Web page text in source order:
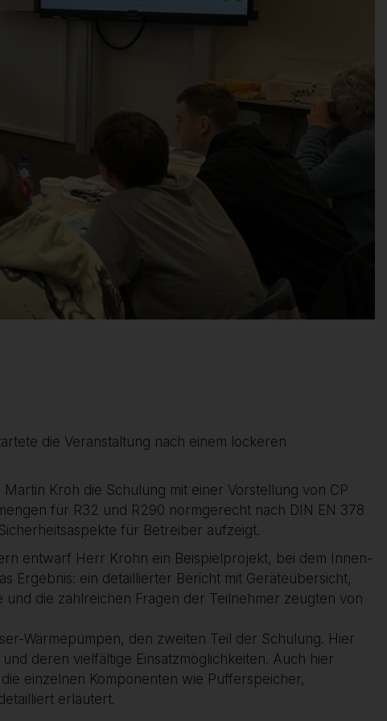
die Veranstaltung nach einem lockeren
Kroh die Schulung mit einer Vorstellung von CP
für R32 und R290 normgerecht nach DIN EN 378
für Betreiber aufzeigt.
entwarf Herr Krohn ein Beispielprojekt, bei dem Innen-
Ergebnis: ein detaillierter Bericht mit Geräteübersicht,
die zahlreichen Fragen der Teilnehmer zeugten von
Wärmepumpen, den zweiten Teil der Schulung. Hier
deren vielfältige Einsatzmöglichkeiten. Auch hier
einzelnen Komponenten wie Pufferspeicher,
erläutert.